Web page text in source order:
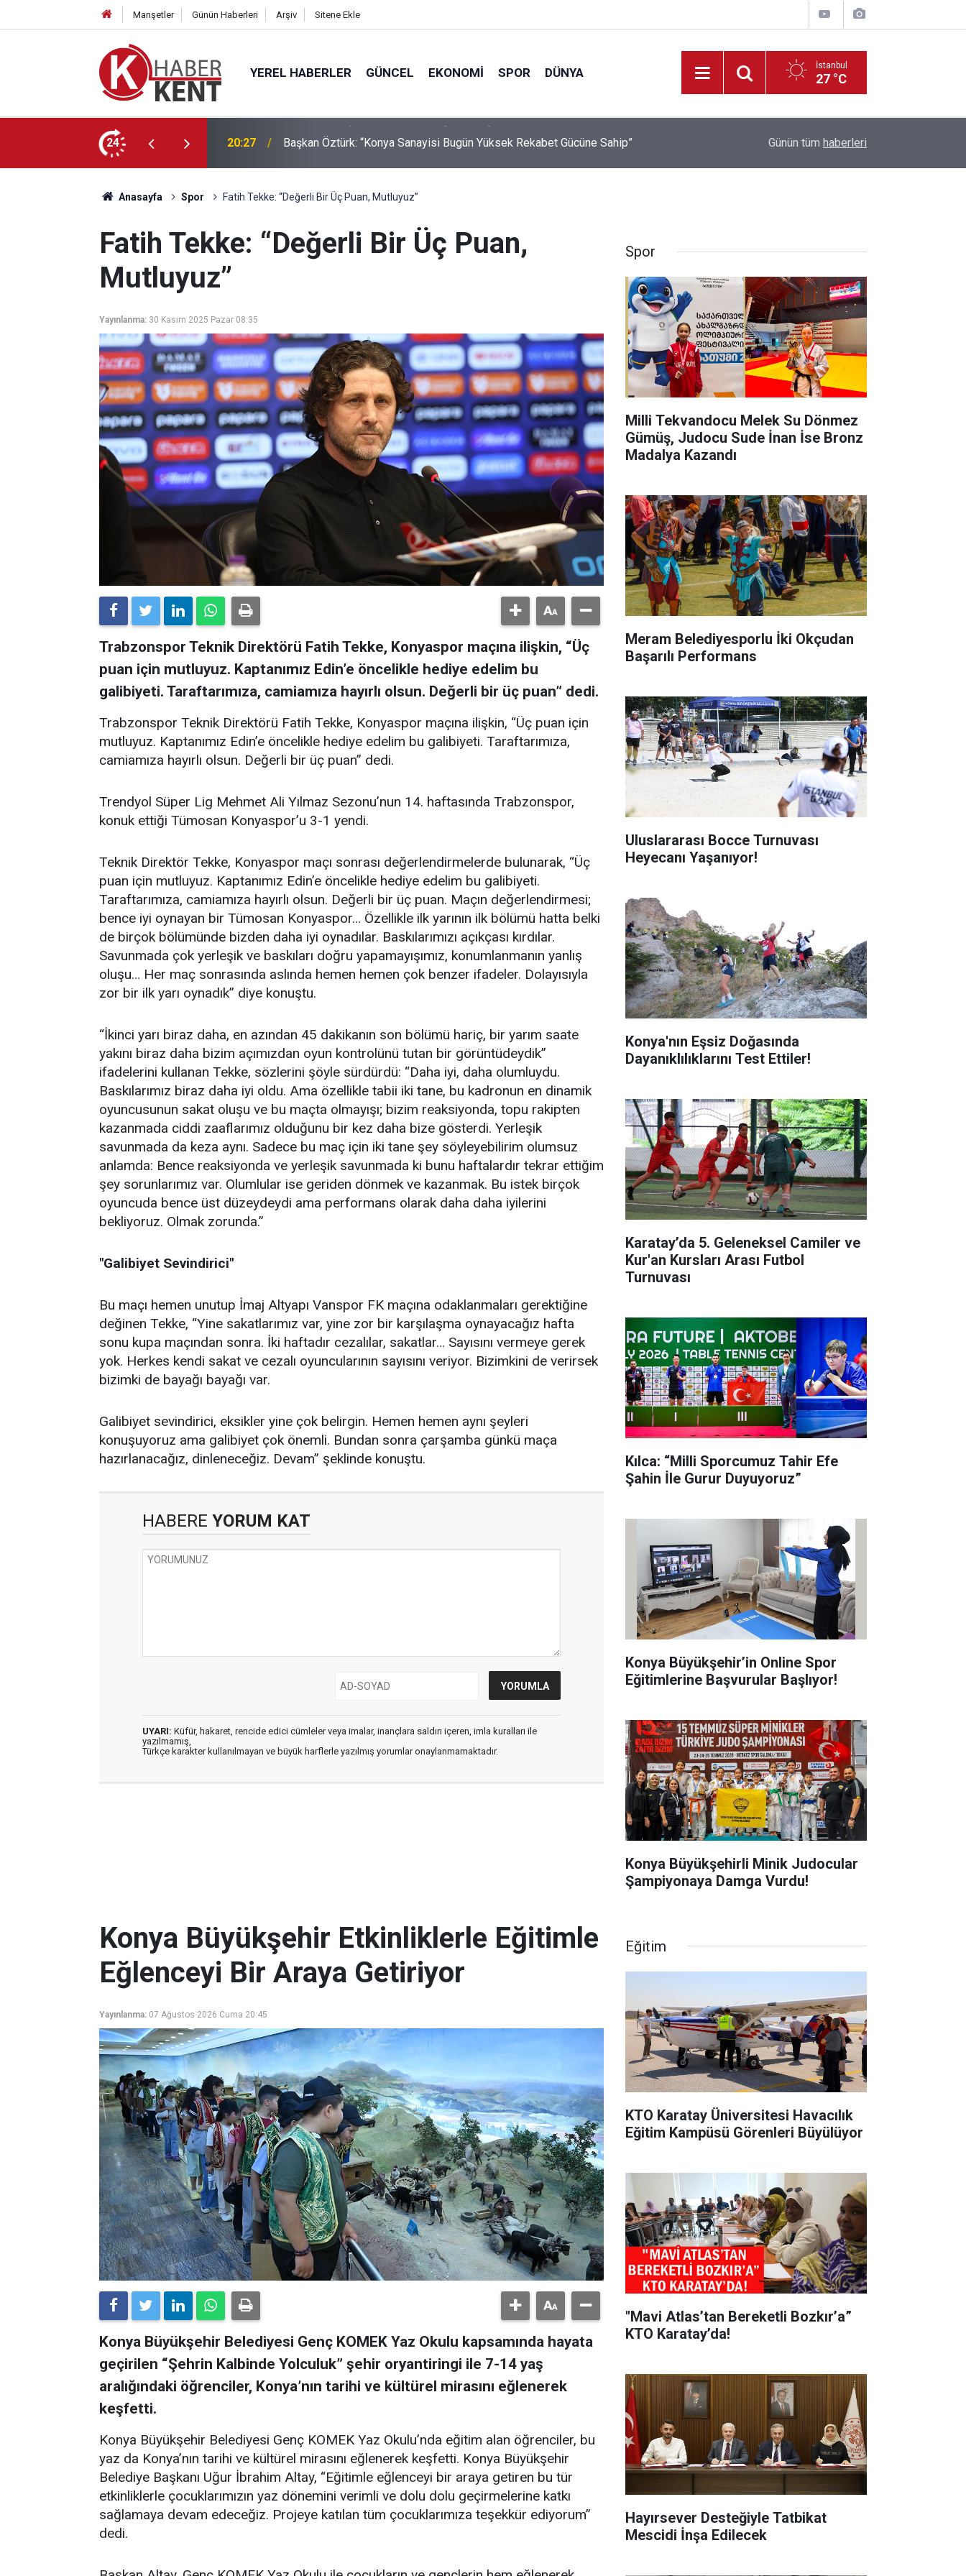
Manşetler Günün Haberleri Arşiv Sitene Ekle
YEREL HABERLER GÜNCEL EKONOMI SPOR DÜNYA İstanbul
27 °C
24
Eğlenceyi Bir Araya Getiriyor 20:27 Başkan Öztürk: “Konya Sanayisi Bugün Yüksek Rekabet Gücüne Sahip” HAYAT 112 Acil Kamu Spotu Yayında!
Günün tüm haberleri
Anasayfa Spor Fatih Tekke: “Değerli Bir Üç Puan, Mutluyuz”
Fatih Tekke: “Değerli Bir Üç Puan,
Mutluyuz”
Yayınlanma: 30 Kasım 2025 Pazar 08:35
Trabzonspor Teknik Direktörü Fatih Tekke, Konyaspor maçına ilişkin, “Üç
puan için mutluyuz. Kaptanımız Edin’e öncelikle hediye edelim bu
galibiyeti. Taraftarımıza, camiamıza hayırlı olsun. Değerli bir üç puan” dedi.
Trabzonspor Teknik Direktörü Fatih Tekke, Konyaspor maçına ilişkin, “Üç puan için
mutluyuz. Kaptanımız Edin’e öncelikle hediye edelim bu galibiyeti. Taraftarımıza,
camiamıza hayırlı olsun. Değerli bir üç puan” dedi.
Trendyol Süper Lig Mehmet Ali Yılmaz Sezonu’nun 14. haftasında Trabzonspor,
konuk ettiği Tümosan Konyaspor’u 3-1 yendi.
Teknik Direktör Tekke, Konyaspor maçı sonrası değerlendirmelerde bulunarak, “Üç
puan için mutluyuz. Kaptanımız Edin’e öncelikle hediye edelim bu galibiyeti.
Taraftarımıza, camiamıza hayırlı olsun. Değerli bir üç puan. Maçın değerlendirmesi;
bence iyi oynayan bir Tümosan Konyaspor… Özellikle ilk yarının ilk bölümü hatta belki
de birçok bölümünde bizden daha iyi oynadılar. Baskılarımızı açıkçası kırdılar.
Savunmada çok yerleşik ve baskıları doğru yapamayışımız, konumlanmanın yanlış
oluşu… Her maç sonrasında aslında hemen hemen çok benzer ifadeler. Dolayısıyla
zor bir ilk yarı oynadık” diye konuştu.
“İkinci yarı biraz daha, en azından 45 dakikanın son bölümü hariç, bir yarım saate
yakını biraz daha bizim açımızdan oyun kontrolünü tutan bir görüntüdeydik”
ifadelerini kullanan Tekke, sözlerini şöyle sürdürdü: “Daha iyi, daha olumluydu.
Baskılarımız biraz daha iyi oldu. Ama özellikle tabii iki tane, bu kadronun en dinamik
oyuncusunun sakat oluşu ve bu maçta olmayışı; bizim reaksiyonda, topu rakipten
kazanmada ciddi zaaflarımız olduğunu bir kez daha bize gösterdi. Yerleşik
savunmada da keza aynı. Sadece bu maç için iki tane şey söyleyebilirim olumsuz
anlamda: Bence reaksiyonda ve yerleşik savunmada ki bunu haftalardır tekrar ettiğim
şey sorunlarımız var. Olumlular ise geriden dönmek ve kazanmak. Bu istek birçok
oyuncuda bence üst düzeydeydi ama performans olarak daha daha iyilerini
bekliyoruz. Olmak zorunda.”
"Galibiyet Sevindirici"
Bu maçı hemen unutup İmaj Altyapı Vanspor FK maçına odaklanmaları gerektiğine
değinen Tekke, “Yine sakatlarımız var, yine zor bir karşılaşma oynayacağız hafta
sonu kupa maçından sonra. İki haftadır cezalılar, sakatlar… Sayısını vermeye gerek
yok. Herkes kendi sakat ve cezalı oyuncularının sayısını veriyor. Bizimkini de verirsek
bizimki de bayağı bayağı var.
Galibiyet sevindirici, eksikler yine çok belirgin. Hemen hemen aynı şeyleri
konuşuyoruz ama galibiyet çok önemli. Bundan sonra çarşamba günkü maça
hazırlanacağız, dinleneceğiz. Devam” şeklinde konuştu.
HABERE YORUM KAT
UYARI: Küfür, hakaret, rencide edici cümleler veya imalar, inançlara saldırı içeren, imla kuralları ile
yazılmamış,
Türkçe karakter kullanılmayan ve büyük harflerle yazılmış yorumlar onaylanmamaktadır.
Spor
Milli Tekvandocu Melek Su Dönmez
Gümüş, Judocu Sude İnan İse Bronz
Madalya Kazandı
Meram Belediyesporlu İki Okçudan
Başarılı Performans
Uluslararası Bocce Turnuvası
Heyecanı Yaşanıyor!
Konya'nın Eşsiz Doğasında
Dayanıklılıklarını Test Ettiler!
Karatay’da 5. Geleneksel Camiler ve
Kur'an Kursları Arası Futbol
Turnuvası
Kılca: “Milli Sporcumuz Tahir Efe
Şahin İle Gurur Duyuyoruz”
Konya Büyükşehir’in Online Spor
Eğitimlerine Başvurular Başlıyor!
Konya Büyükşehirli Minik Judocular
Şampiyonaya Damga Vurdu!
Konya Büyükşehir Etkinliklerle Eğitimle
Eğlenceyi Bir Araya Getiriyor
Yayınlanma: 07 Ağustos 2026 Cuma 20:45
Konya Büyükşehir Belediyesi Genç KOMEK Yaz Okulu kapsamında hayata
geçirilen “Şehrin Kalbinde Yolculuk” şehir oryantiringi ile 7-14 yaş
aralığındaki öğrenciler, Konya’nın tarihi ve kültürel mirasını eğlenerek
keşfetti.
Konya Büyükşehir Belediyesi Genç KOMEK Yaz Okulu’nda eğitim alan öğrenciler, bu
yaz da Konya’nın tarihi ve kültürel mirasını eğlenerek keşfetti. Konya Büyükşehir
Belediye Başkanı Uğur İbrahim Altay, “Eğitimle eğlenceyi bir araya getiren bu tür
etkinliklerle çocuklarımızın yaz dönemini verimli ve dolu dolu geçirmelerine katkı
sağlamaya devam edeceğiz. Projeye katılan tüm çocuklarımıza teşekkür ediyorum”
dedi.
Eğitim
KTO Karatay Üniversitesi Havacılık
Eğitim Kampüsü Görenleri Büyülüyor
"Mavi Atlas’tan Bereketli Bozkır’a”
KTO Karatay’da!
Hayırsever Desteğiyle Tatbikat
Mescidi İnşa Edilecek